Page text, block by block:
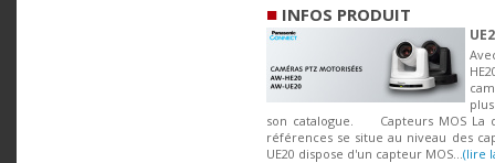
■ INFOS PRODUIT
son catalogue. Capteurs MOS La
références se situe au niveau des
UE20 dispose d'un capteur MOS...(lire